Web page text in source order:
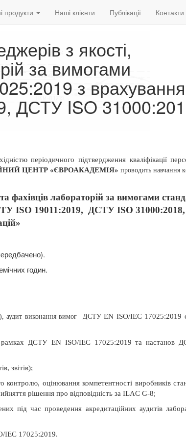
продукти Наші клієнти Публікації Контакти
з якості,
за вимогами
з
ДСТУ ISO
періодичного підтвердження кваліфікації
ЦЕНТР «ЄВРОАКАДЕМІЯ» проводить навчання
фахівців лабораторій за вимогами
ISO 19011:2019,
ДСТУ ISO
годин.
аудит виконання вимог ДСТУEN ISO/IEC17025:2019
рамках ДСТУ EN ISO/IEC 17025:2019 та настанов
звітів);
оцінювання компетентності виробників
рішення про відповідність за ILAC G-8;
під час проведення акредитаційних аудитів
IEC 17025:2019.